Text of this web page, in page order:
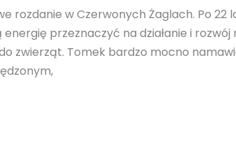
rozdanie w Czerwonych Żaglach. Po
energię przeznaczyć na działanie i
do zwierząt. Tomek bardzo mocno